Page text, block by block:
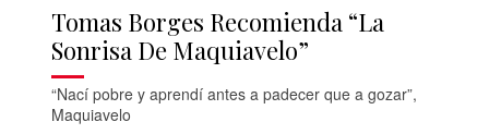
Tomas Borges Recomienda “La
Sonrisa De Maquiavelo”
“Nací pobre y aprendí antes a padecer que a gozar”,
Maquiavelo